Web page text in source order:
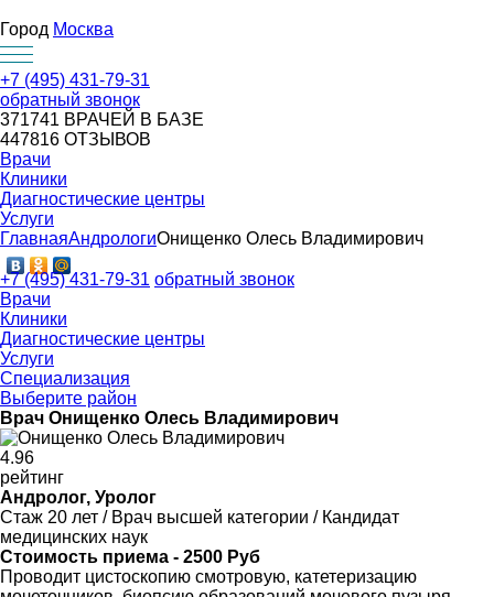
Город Москва
+7 (495) 431-79-31
обратный звонок
371741 ВРАЧЕЙ В БАЗЕ
447816 ОТЗЫВОВ
Врачи
Клиники
Диагностические центры
Услуги
ГлавнаяАндрологиОнищенко Олесь Владимирович
+7 (495) 431-79-31 обратный звонок
Врачи
Клиники
Диагностические центры
Услуги
Специализация
Выберите район
Врач Онищенко Олесь Владимирович
4.96
рейтинг
Андролог, Уролог
Стаж 20 лет / Врач высшей категории / Кандидат
медицинских наук
Стоимость приема - 2500 Руб
Проводит цистоскопию смотровую, катетеризацию